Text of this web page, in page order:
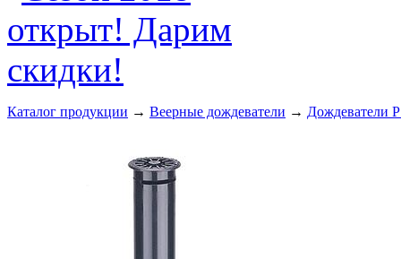
Каталог продукции → Веерные дождеватели → Дождеватели